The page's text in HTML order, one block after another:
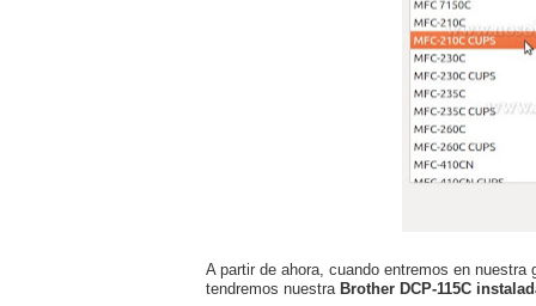
A partir de ahora, cuando entremos en
tendremos nuestra Brother DCP-115C